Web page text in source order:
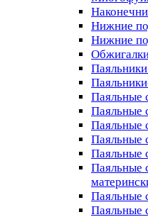
Нижние
Нижние
Паяльные
Паяльные
Паяльные
Паяльные
Паяльные
Паяльные
Паяльные
Паяльные